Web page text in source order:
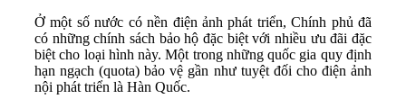
Ở một số nước có nền điện ảnh phát triển, Chính phủ đã
có những chính sách bảo hộ đặc biệt với nhiều ưu đãi đặc
biệt cho loại hình này. Một trong những quốc gia quy định
hạn ngạch (quota) bảo vệ gần như tuyệt đối cho điện ảnh
nội phát triển là Hàn Quốc.